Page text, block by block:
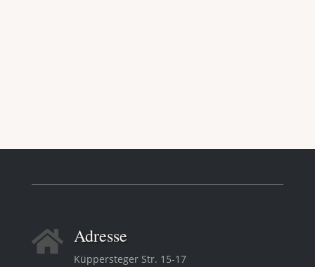
 Adresse
Küppersteger Str. 15-17